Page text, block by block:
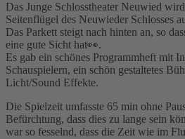
Das Junge Schlosstheater Neuwied
Seitenflügel des Neuwieder Schlosses
Das Parkett steigt nach hinten an, so
eine gute Sicht hat👀.
Es gab ein schönes Programmheft mit
Schauspielern, ein schön gestaltetes
Licht/Sound Effekte.
Die Spielzeit umfasste 65 min ohne
Befürchtung, dass dies zu lange sein
war so fesselnd, dass die Zeit wie im